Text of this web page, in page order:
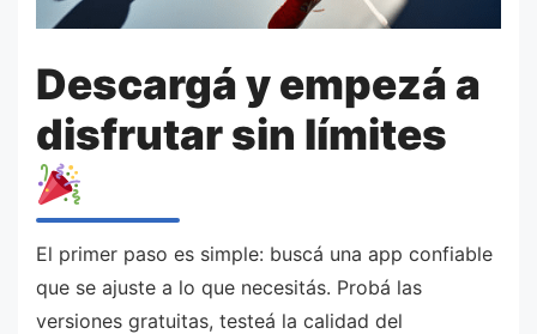
Descargá y empezá a
disfrutar sin límites
El primer paso es simple: buscá una app confiable
que se ajuste a lo que necesitás. Probá las
versiones gratuitas, testeá la calidad del